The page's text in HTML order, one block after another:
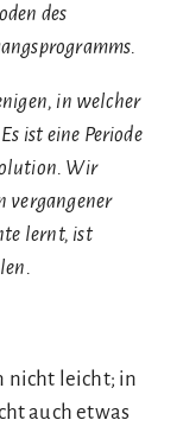
des
in welcher
ist eine Periode
Wir
vergangener
lernt, ist
nicht leicht; in
auch etwas